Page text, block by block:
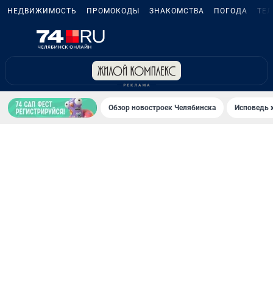
НЕДВИЖИМОСТЬ ПРОМОКОДЫ ЗНАКОМСТВА ПОГОДА
Обзор новостроек Челябинска Исповедь